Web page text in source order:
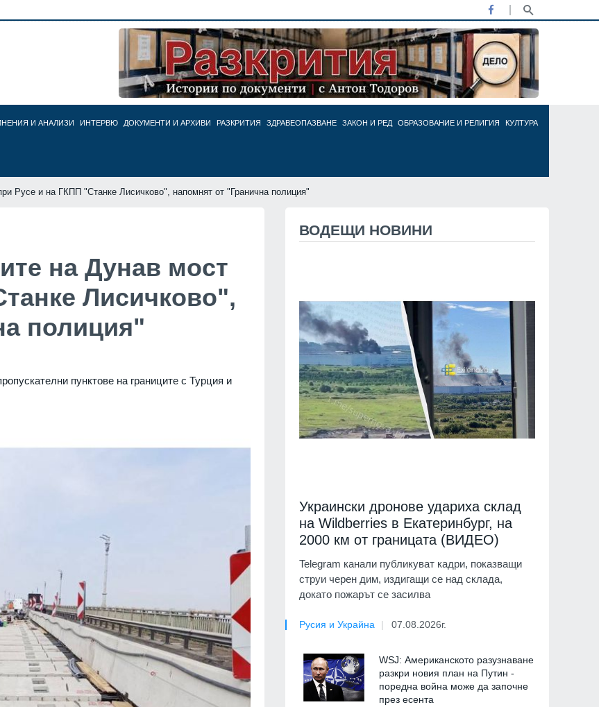
И АНАЛИЗИ ИНТЕРВЮ ДОКУМЕНТИ И АРХИВИ РАЗКРИТИЯ ЗДРАВЕОПАЗВАНЕ ЗАКОН И РЕД ОБРАЗОВАНИЕ И РЕЛИГИЯ КУЛТУРА
Русе и на ГКПП "Станке Лисичково", напомнят от "Гранична полиция"
на Дунав мост
Лисичково",
полиция"
пунктове на границите с Турция и
ВОДЕЩИ НОВИНИ
Украински дронове удариха склад
на Wildberries в Екатеринбург, на
2000 км от границата (ВИДЕО)
Telegram канали публикуват кадри, показващи
струи черен дим, издигащи се над склада,
докато пожарът се засилва
Русия и Украйна 07.08.2026г.
WSJ: Американското разузнаване
разкри новия план на Путин -
поредна война може да започне
през есента